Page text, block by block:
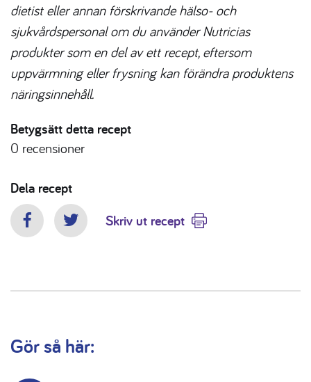
dietist eller annan förskrivande hälso- och
sjukvårdspersonal om du använder Nutricias
produkter som en del av ett recept, eftersom
uppvärmning eller frysning kan förändra produktens
näringsinnehåll.
Betygsätt detta recept
0 recensioner
Dela recept
FacebookTwitterSkriv ut recept
Gör så här: